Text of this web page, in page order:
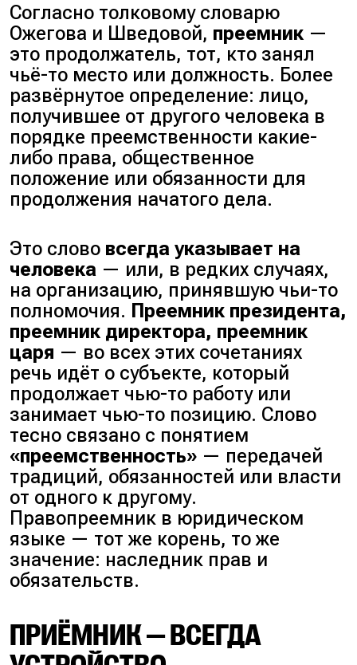
Согласно толковому словарю
Ожегова и Шведовой, преемник —
это продолжатель, тот, кто занял
чьё-то место или должность. Более
развёрнутое определение: лицо,
получившее от другого человека в
порядке преемственности какие-
либо права, общественное
положение или обязанности для
продолжения начатого дела.
Это слово всегда указывает на
человека — или, в редких случаях,
на организацию, принявшую чьи-то
полномочия. Преемник президента,
преемник директора, преемник
царя — во всех этих сочетаниях
речь идёт о субъекте, который
продолжает чью-то работу или
занимает чью-то позицию. Слово
тесно связано с понятием
«преемственность» — передачей
традиций, обязанностей или власти
от одного к другому.
Правопреемник в юридическом
языке — тот же корень, то же
значение: наследник прав и
обязательств.
ПРИЁМНИК — ВСЕГДА